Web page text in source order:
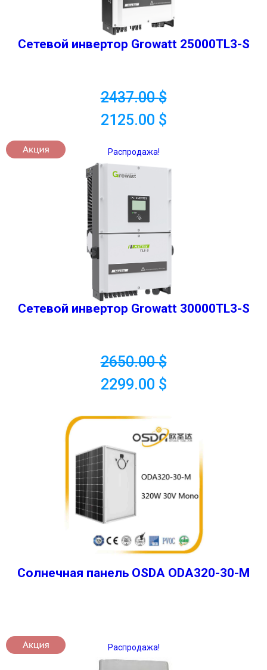
Сетевой инвертор Growatt 25000TL3-S
2437.00$
2125.00 $
Распродажа!
Сетевой инвертор Growatt 30000TL3-S
2650.00$
2299.00 $
Солнечная панель OSDA ODA320-30-M
Распродажа!